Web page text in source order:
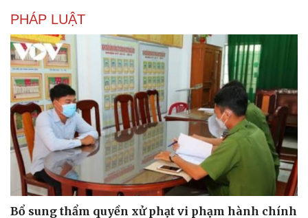
Du lịch
Tư vấn
Săn Tour
check-in
Podcast
Câu chuyện thời sự
Đọc truyện đêm khuya
Cửa sổ tình yêu
Kể chuyện cho bé
Hạt giống tâm hồn
PHÁP LUẬT
Bổ sung thẩm quyền xử phạt vi phạm hành chính